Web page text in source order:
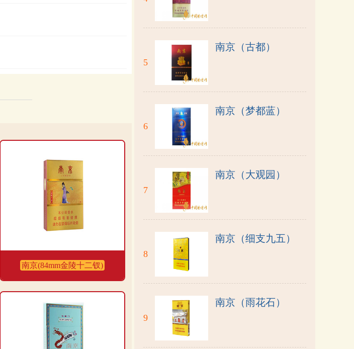
南京(84mm金陵十二钗)
5
南京（古都）
6
南京（梦都蓝）
7
南京（大观园）
8
南京（细支九五）
9
南京（雨花石）